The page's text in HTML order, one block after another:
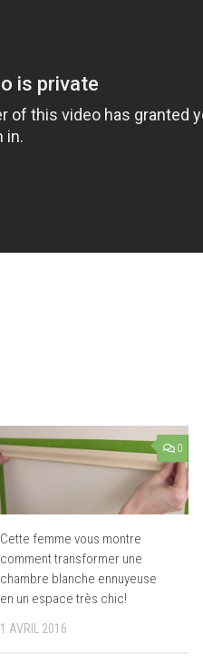
0
Cette femme vous montre
comment transformer une
chambre blanche ennuyeuse
en un espace très chic!
1 AVRIL 2016